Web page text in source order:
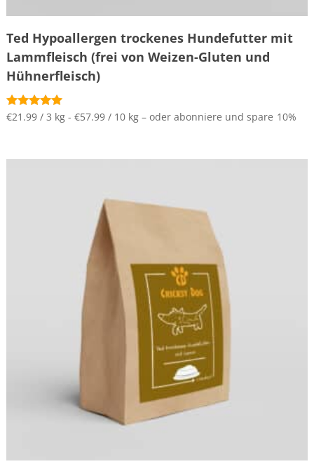
Ted Hypoallergen trockenes Hundefutter mit
Lammfleisch (frei von Weizen-Gluten und
Hühnerfleisch)
Bewertet mit
€21.99 / 3 kg - €57.99 / 10 kg –oder abonniere und spare 10%